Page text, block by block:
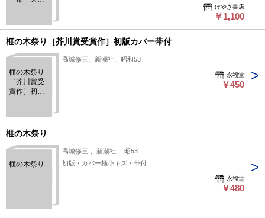
（並）」と表示されています。「日本の古本屋」は６段階の
「状態」表記が必須となりましたが、当店の扱う商品の特質
欄の「中古品（並）」という表現は考慮にいれないで下さい。
い。状態表記の無いものは特に問題なく良好とお考え下さ
けやき書店
￥1,100
榧の木祭り［芥川賞受賞作］初版カバー帯付
榧の木祭り
［芥川賞受
賞作］初版
高城修三、新潮社、昭和53
永福堂
￥450
榧の木祭り
榧の木祭り
高城修三 、新潮社 、昭53
初版・カバー極小キズ・帯付
永福堂
￥480